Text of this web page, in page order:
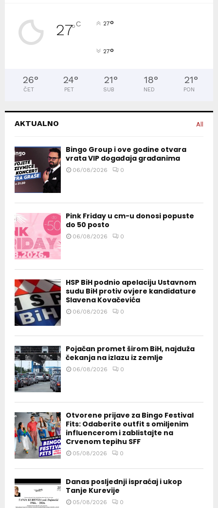
27°C 27°
27°
26°
ČET
24°
PET
21°
SUB
18°
NED
21°
PON
AKTUALNO All
Bingo Group i ove godine otvara
vrata VIP događaja građanima
06/08/2026 0
Pink Friday u cm-u donosi popuste
do 50 posto
06/08/2026 0
HSP BiH podnio apelaciju Ustavnom
sudu BiH protiv ovjere kandidature
Slavena Kovačevića
06/08/2026 0
Pojačan promet širom BiH, najduža
čekanja na izlazu iz zemlje
06/08/2026 0
Otvorene prijave za Bingo Festival
Fits: Odaberite outfit s omiljenim
influencerom i zablistajte na
Crvenom tepihu SFF
05/08/2026 0
Danas posljednji ispraćaj i ukop
Tanje Kurevije
05/08/2026 0